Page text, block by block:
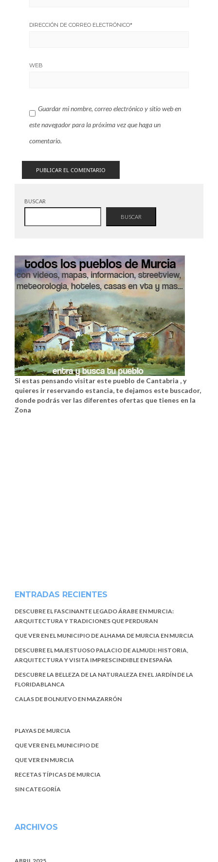
DIRECCIÓN DE CORREO ELECTRÓNICO*
WEB
Guardar mi nombre, correo electrónico y sitio web en
este navegador para la próxima vez que haga un
comentario.
BUSCAR
BUSCAR
Si estas pensando visitar este pueblo de Cantabria , y
quieres ir reservando estancia, te dejamos este buscador,
donde podrás ver las diferentes ofertas que tienes en la
Zona
ENTRADAS RECIENTES
DESCUBRE EL FASCINANTE LEGADO ÁRABE EN MURCIA:
ARQUITECTURA Y TRADICIONES QUE PERDURAN
QUE VER EN EL MUNICIPIO DE ALHAMA DE MURCIA EN MURCIA
DESCUBRE EL MAJESTUOSO PALACIO DE ALMUDI: HISTORIA,
ARQUITECTURA Y VISITA IMPRESCINDIBLE EN ESPAÑA
DESCUBRE LA BELLEZA DE LA NATURALEZA EN EL JARDÍN DE LA
FLORIDABLANCA
CALAS DE BOLNUEVO EN MAZARRÓN
PLAYAS DE MURCIA
QUE VER EN EL MUNICIPIO DE
QUE VER EN MURCIA
RECETAS TÍPICAS DE MURCIA
SIN CATEGORÍA
ARCHIVOS